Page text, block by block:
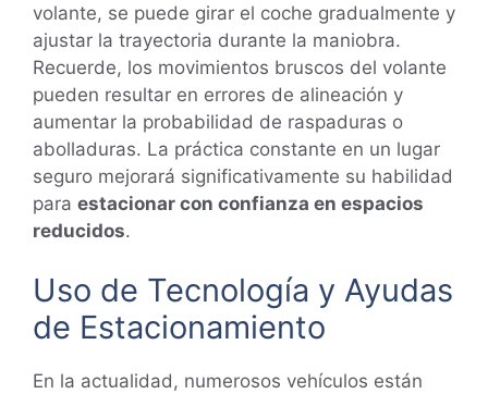
volante, se puede girar el coche gradualmente y
ajustar la trayectoria durante la maniobra.
Recuerde, los movimientos bruscos del volante
pueden resultar en errores de alineación y
aumentar la probabilidad de raspaduras o
abolladuras. La práctica constante en un lugar
seguro mejorará significativamente su habilidad
para estacionar con confianza en espacios
reducidos.
Uso de Tecnología y Ayudas
de Estacionamiento
En la actualidad, numerosos vehículos están